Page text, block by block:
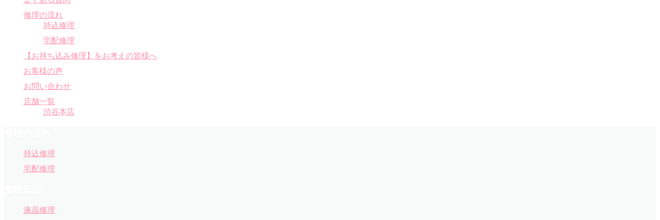
修理の流れ
持込修理
宅配修理
【お持ち込み修理】をお考えの皆様へ
お客様の声
お問い合わせ
店舗一覧
渋谷本店
持込修理
宅配修理
液晶修理